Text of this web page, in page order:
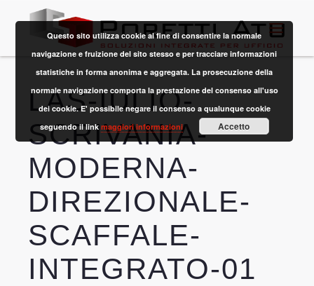
LAS-IULIO-
SCRIVANIA-
MODERNA-
DIREZIONALE-
SCAFFALE-
INTEGRATO-01
Questo sito utilizza cookie al fine di consentire la normale
navigazione e fruizione del sito stesso e per tracciare informazioni
statistiche in forma anonima e aggregata. La prosecuzione della
normale navigazione comporta la prestazione del consenso all'uso
dei cookie. E' possibile negare il consenso a qualunque cookie
seguendo il linkmaggiori informazioni Accetto